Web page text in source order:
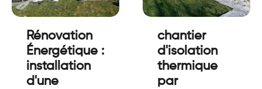
Rénovation
Énergétique :
installation
d'une
chantier
d'isolation
thermique
par